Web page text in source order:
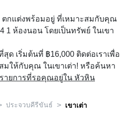
ตกแต่งพร้อมอยู่ ที่เหมาะสมกับคุณ
1 ห้องนอน โดยเป็นทรัพย์ ในเขา
ด เริ่มต้นที่ ฿16,000 ติดต่อเราเพื่อ
มให้กับคุณ ในเขาเต่า! หรือค้นหา
รายการที่รอคุณอยู่ใน หัวหิน
ประจวบคีรีขันธ์ > เขาเต่า